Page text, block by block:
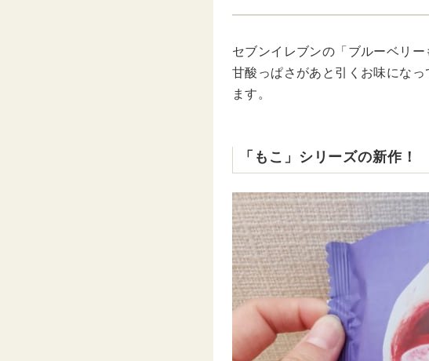
セブンイレブンの「ブルーベリー
甘酸っぱさがあと引くお味にな
ます。
「もこ」シリーズの新作！